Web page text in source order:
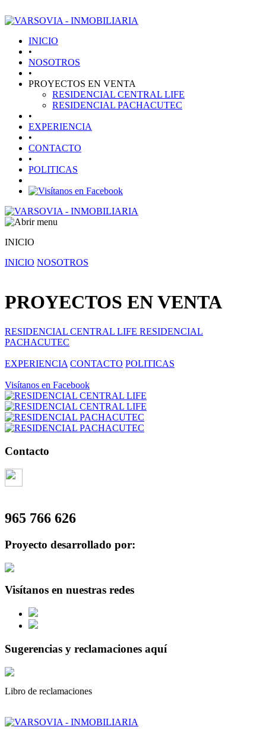
INICIO
•
NOSOTROS
•
PROYECTOS EN VENTA
RESIDENCIAL CENTRAL LIFE
RESIDENCIAL PACHACUTEC
•
EXPERIENCIA
•
CONTACTO
•
POLITICAS
INICIO
INICIO NOSOTROS
PROYECTOS EN VENTA
RESIDENCIAL CENTRAL LIFE RESIDENCIAL
PACHACUTEC
EXPERIENCIA CONTACTO POLITICAS
Visítanos en Facebook
Contacto
965 766 626
Proyecto desarrollado por:
Visítanos en nuestras redes
Sugerencias y reclamaciones aquí
Libro de reclamaciones